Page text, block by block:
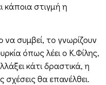
κάποια στιγμή η
να συμβεί, το γνωρίζουν
όπως λέει ο Κ.Φίλης,
κάτι δραστικά, η
σχέσεις θα επανέλθει.